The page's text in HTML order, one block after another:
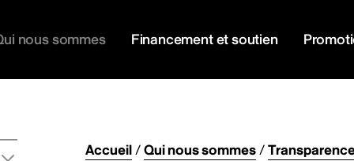
nous sommes Financement et soutien
Accueil/Qui nous sommes/